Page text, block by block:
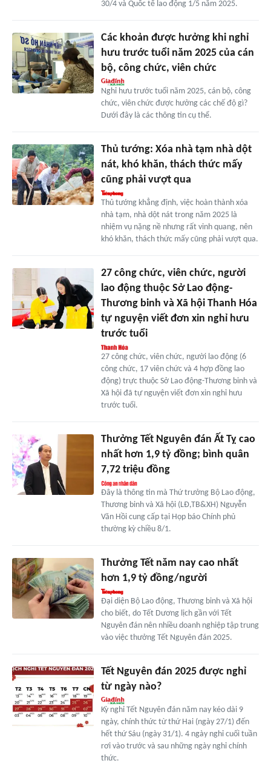
30/4 và Quốc tế lao động 1/5 năm 2025.
Các khoản được hưởng khi nghỉ
hưu trước tuổi năm 2025 của cán
bộ, công chức, viên chức
Nghỉ hưu trước tuổi năm 2025, cán bộ, công
chức, viên chức được hưởng các chế độ gì?
Dưới đây là các thông tin cụ thể.
Thủ tướng: Xóa nhà tạm nhà dột
nát, khó khăn, thách thức mấy
cũng phải vượt qua
Thủ tướng khẳng định, việc hoàn thành xóa
nhà tạm, nhà dột nát trong năm 2025 là
nhiệm vụ nặng nề nhưng rất vinh quang, nên
khó khăn, thách thức mấy cũng phải vượt qua.
27 công chức, viên chức, người
lao động thuộc Sở Lao động-
Thương binh và Xã hội Thanh Hóa
tự nguyện viết đơn xin nghỉ hưu
trước tuổi
27 công chức, viên chức, người lao động (6
công chức, 17 viên chức và 4 hợp đồng lao
động) trực thuộc Sở Lao động-Thương binh và
Xã hội đã tự nguyện viết đơn xin nghỉ hưu
trước tuổi.
Thưởng Tết Nguyên đán Ất Tỵ cao
nhất hơn 1,9 tỷ đồng; bình quân
7,72 triệu đồng
Đây là thông tin mà Thứ trưởng Bộ Lao động,
Thương binh và Xã hội (LĐ,TB&XH) Nguyễn
Văn Hồi cung cấp tại Họp báo Chính phủ
thường kỳ chiều 8/1.
Thưởng Tết năm nay cao nhất
hơn 1,9 tỷ đồng/người
Đại diện Bộ Lao động, Thương binh và Xã hội
cho biết, do Tết Dương lịch gần với Tết
Nguyên đán nên nhiều doanh nghiệp tập trung
vào việc thưởng Tết Nguyên đán 2025.
Tết Nguyên đán 2025 được nghỉ
từ ngày nào?
Kỳ nghỉ Tết Nguyên đán năm nay kéo dài 9
ngày, chính thức từ thứ Hai (ngày 27/1) đến
hết thứ Sáu (ngày 31/1). 4 ngày nghỉ cuối tuần
rơi vào trước và sau những ngày nghỉ chính
thức.